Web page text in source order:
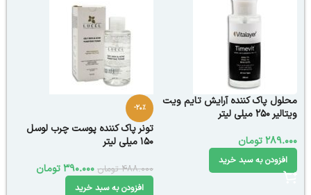
محلول پاک کننده آرایش تایم ویت
ویتالیر 250 میلی لیتر
289.000تومان
افزودن به سبد خرید
-20%
تونر پاک کننده پوست چرب لوسل
150 میلی لیتر
488.000 تومان 390.000تومان
افزودن به سبد خرید